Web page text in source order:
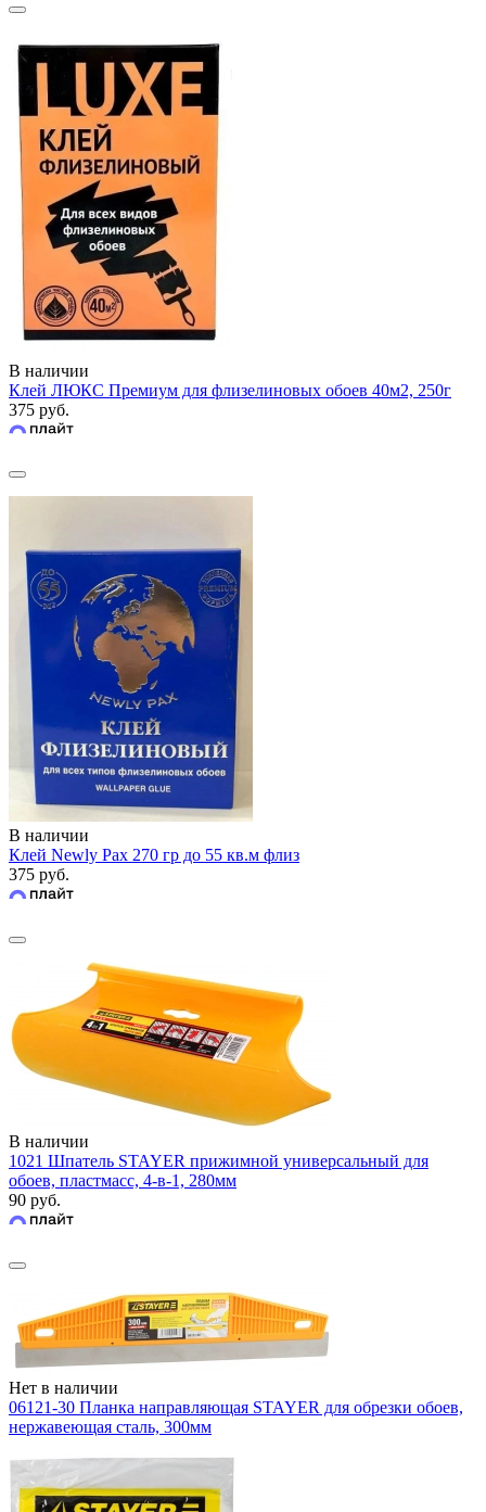
В наличии
Клей ЛЮКС Премиум для флизелиновых обоев 40м2, 250г
375 руб.
В наличии
Клей Newly Pax 270 гр до 55 кв.м флиз
375 руб.
В наличии
1021 Шпатель STAYER прижимной универсальный для
обоев, пластмасс, 4-в-1, 280мм
90 руб.
Нет в наличии
06121-30 Планка направляющая STAYER для обрезки обоев,
нержавеющая сталь, 300мм